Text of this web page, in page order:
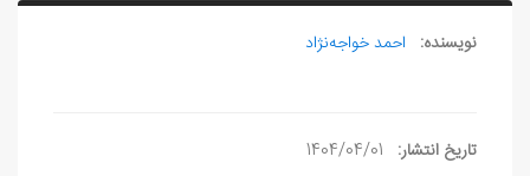
نویسنده: احمد خواجه‌نژاد
تاریخ انتشار: 1404/04/01